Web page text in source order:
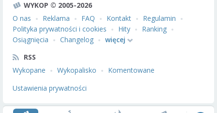
WYKOP © 2005-2026
O nas
Reklama FAQ Kontakt
Regulamin
Polityka prywatności i cookies
Hity
Ranking
Osiągnięcia
Changelog
więcej
RSS
Wykopane
Wykopalisko
Komentowane
Ustawienia prywatności